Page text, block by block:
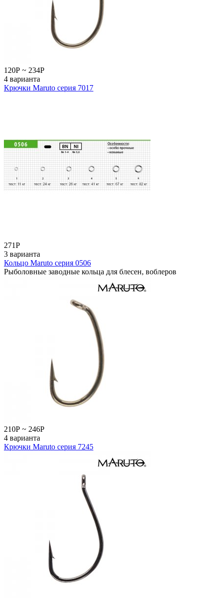
120Р ~ 234Р
4 варианта
Крючки Maruto серия 7017
271Р
3 варианта
Кольцо Maruto серия 0506
Рыболовные заводные кольца для блесен, воблеров
210Р ~ 246Р
4 варианта
Крючки Maruto серия 7245